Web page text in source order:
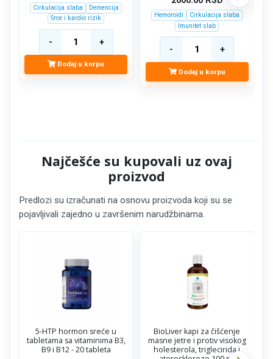
Cirkulacija slaba
Demencija
Srce i kardio rizik
Dodaj u korpu
Hemoroidi
Cirkulacija slaba
Imunitet slab
Dodaj u korpu
Najčešće su kupovali uz ovaj
proizvod
Predlozi su izračunati na osnovu proizvoda koji su se
pojavljivali zajedno u završenim narudžbinama.
5-HTP hormon sreće u
tabletama sa vitaminima B3,
B9 i B12 - 20 tableta
BioLiver kapi za čišćenje
masne jetre i protiv visokog
holesterola, triglecirida i